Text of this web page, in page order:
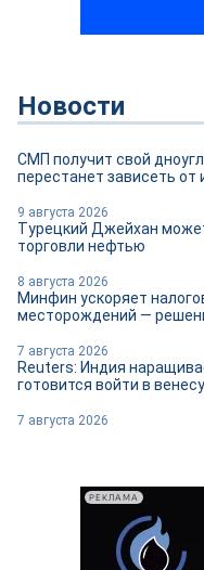
Новости
СМП получит свой
перестанет зависеть
9 августа 2026
Турецкий Джейхан
торговли нефтью
8 августа 2026
Минфин ускоряет
месторождений —
7 августа 2026
Reuters: Индия
готовится войти в
7 августа 2026
РЕКЛАМА